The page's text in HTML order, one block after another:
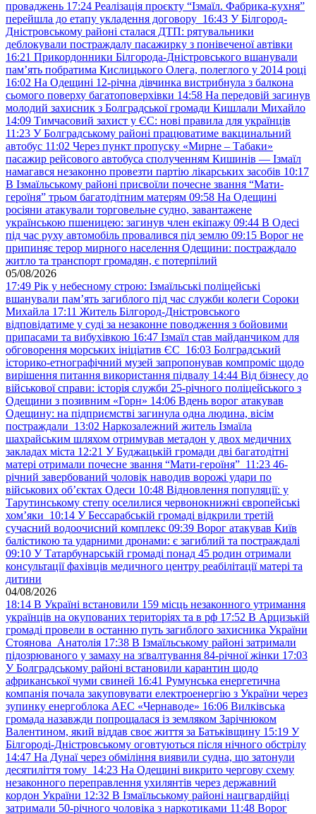
проваджень 17:24 Реалізація проєкту “Ізмаїл. Фабрика-кухня”
перейшла до етапу укладення договору 16:43 У Білгород-
Дністровському районі сталася ДТП: рятувальники
деблокували постраждалу пасажирку з понівеченої автівки
16:21 Прикордонники Білгорода-Дністровського вшанували
пам’ять побратима Кислицького Олега, полеглого у 2014 році
16:02 На Одещині 12-річна дівчинка вистрибнула з балкона
сьомого поверху багатоповерхівки 14:58 На передовій загинув
молодий захисник з Болградської громади Кишлали Михайло
14:09 Тимчасовий захист у ЄС: нові правила для українців
11:23 У Болградському районі працюватиме вакцинальний
автобус 11:02 Через пункт пропуску «Мирне – Табаки»
пасажир рейсового автобуса сполученням Кишинів — Ізмаїл
намагався незаконно провезти партію лікарських засобів 10:17
В Ізмаїльському районі присвоїли почесне звання “Мати-
героїня” трьом багатодітним матерям 09:58 На Одещині
росіяни атакували торговельне судно, завантажене
українською пшеницею: загинув член екіпажу 09:44 В Одесі
під час руху автомобіль провалився під землю 09:15 Ворог не
припиняє терор мирного населення Одещини: постраждало
житло та транспорт громадян, є потерпілий
05/08/2026
17:49 Рік у небесному строю: Ізмаїльські поліцейські
вшанували пам’ять загиблого під час служби колеги Сороки
Михайла 17:11 Житель Білгород-Дністровського
відповідатиме у суді за незаконне поводження з бойовими
припасами та вибухівкою 16:47 Ізмаїл став майданчиком для
обговорення морських ініціатив ЄС 16:03 Болградський
історико-етнографічний музей запропонував компроміс щодо
вирішення питання використання підвалу 14:44 Від бізнесу до
військової справи: історія служби 25-річного поліцейського з
Одещини з позивним «Горн» 14:06 Вдень ворог атакував
Одещину: на підприємстві загинула одна людина, вісім
постраждали 13:02 Наркозалежний житель Ізмаїла
шахрайським шляхом отримував метадон у двох медичних
закладах міста 12:21 У Буджацькій громади дві багатодітні
матері отримали почесне звання “Мати-героїня” 11:23 46-
річний завербований чоловік наводив ворожі удари по
військових обʼєктах Одеси 10:48 Відновлення популяції: у
Тарутинському степу оселилися червонокнижні європейські
хом’яки 10:14 У Бессарабській громаді відкрили третій
сучасний водоочисний комплекс 09:39 Ворог атакував Київ
балістикою та ударними дронами: є загиблий та постраждалі
09:10 У Татарбунарській громаді понад 45 родин отримали
консультації фахівців медичного центру реабілітації матері та
дитини
04/08/2026
18:14 В Україні встановили 159 місць незаконного утримання
українців на окупованих територіях та в рф 17:52 В Арцизькій
громаді провели в останню путь загиблого захисника України
Стоянова Анатолія 17:38 В Ізмаїльському районі затримали
підозрюваного у замаху на зґвалтування 84-річної жінки 17:03
У Болградському районі встановили карантин щодо
африканської чуми свиней 16:41 Румунська енергетична
компанія почала закуповувати електроенергію з України через
зупинку енергоблока АЕС «Чернаводе» 16:06 Вилківська
громада назавжди попрощалася із земляком Зарічнюком
Валентином, який віддав своє життя за Батьківщину 15:19 У
Білгороді-Дністровському оговтуються після нічного обстрілу
14:47 На Дунаї через обміління виявили судна, що затонули
десятиліття тому 14:23 На Одещині викрито чергову схему
незаконного переправлення ухилянтів через державний
кордон України 12:32 В Ізмаїльському районі нацгвардійці
затримали 50-річного чоловіка з наркотиками 11:48 Ворог